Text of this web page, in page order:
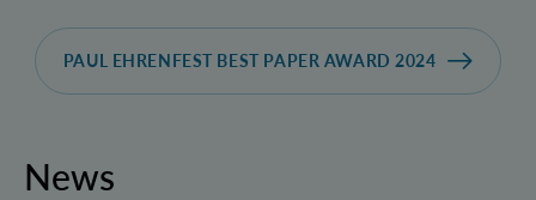
PAUL EHRENFEST BEST PAPER AWARD 2024
News